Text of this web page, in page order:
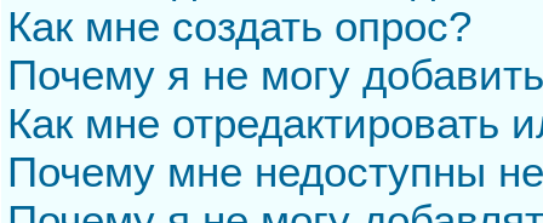
Как мне создать опрос?
Почему я не могу
Как мне отредактировать
Почему мне недоступны